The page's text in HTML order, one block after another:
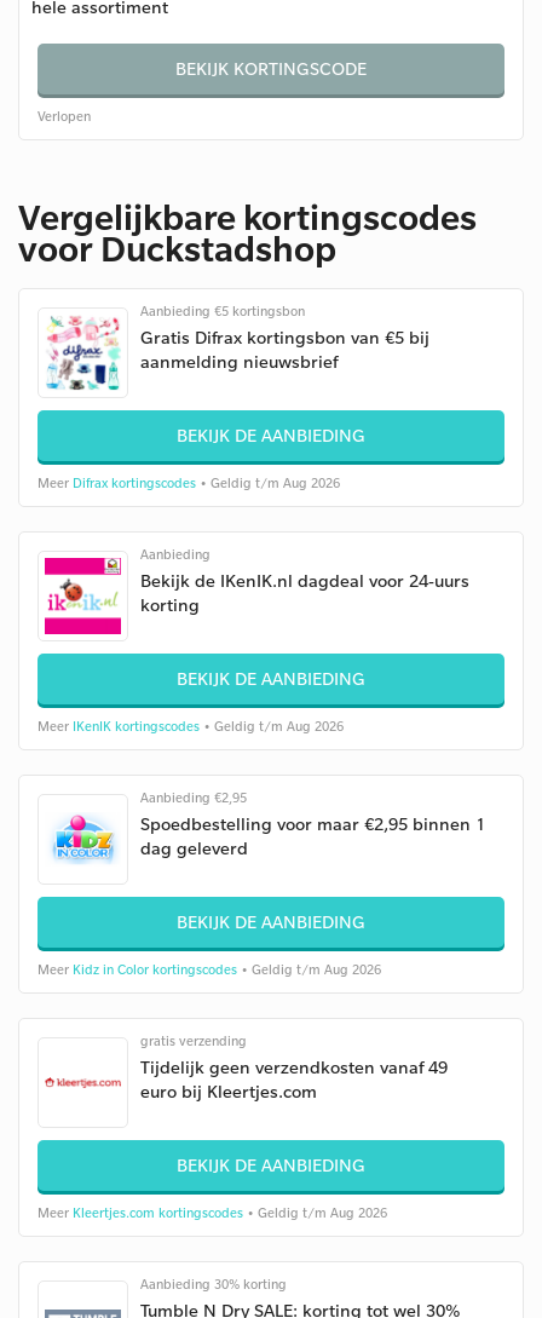
hele assortiment
BEKIJK KORTINGSCODE
Verlopen
Vergelijkbare kortingscodes
voor Duckstadshop
Aanbieding €5 kortingsbon
Gratis Difrax kortingsbon van €5 bij
aanmelding nieuwsbrief
BEKIJK DE AANBIEDING
Meer Difrax kortingscodes • Geldig t/m Aug 2026
Aanbieding
Bekijk de IKenIK.nl dagdeal voor 24-uurs
korting
BEKIJK DE AANBIEDING
Meer IKenIK kortingscodes • Geldig t/m Aug 2026
Aanbieding €2,95
Spoedbestelling voor maar €2,95 binnen 1
dag geleverd
BEKIJK DE AANBIEDING
Meer Kidz in Color kortingscodes • Geldig t/m Aug 2026
gratis verzending
Tijdelijk geen verzendkosten vanaf 49
euro bij Kleertjes.com
BEKIJK DE AANBIEDING
Meer Kleertjes.com kortingscodes • Geldig t/m Aug 2026
Aanbieding 30% korting
Tumble N Dry SALE: korting tot wel 30%